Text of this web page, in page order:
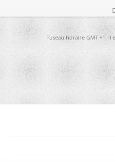
Fuseau horaire GMT +1. Il